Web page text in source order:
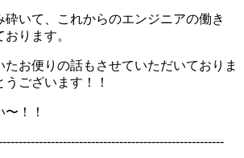
いて、これからのエンジニアの働き
ります。
たお便りの話もさせていただいておりま
ございます！！
！！